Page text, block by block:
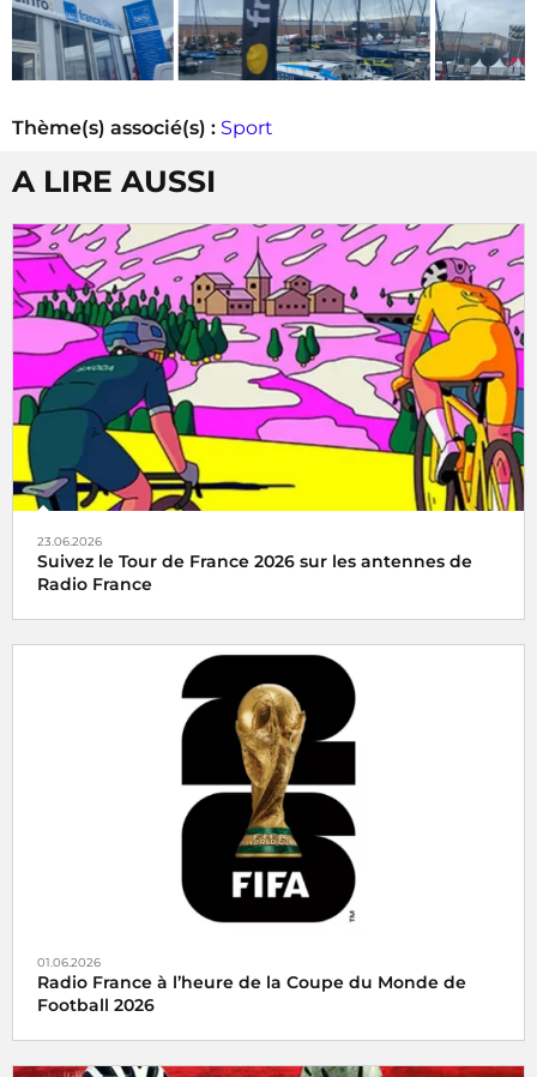
Thème(s) associé(s) : Sport
A LIRE AUSSI
23.06.2026
Suivez le Tour de France 2026 sur les antennes de
Radio France
Radio France, média officiel du Tour de France 2026
01.06.2026
Radio France à l’heure de la Coupe du Monde de
Football 2026